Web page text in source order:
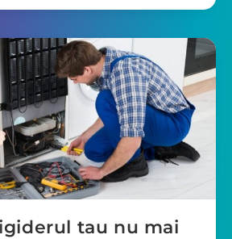
tau nu mai